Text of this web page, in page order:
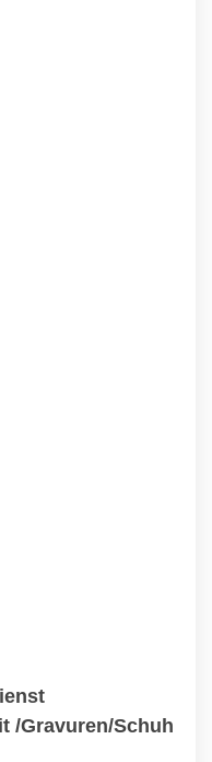
/Gravuren/Schuh